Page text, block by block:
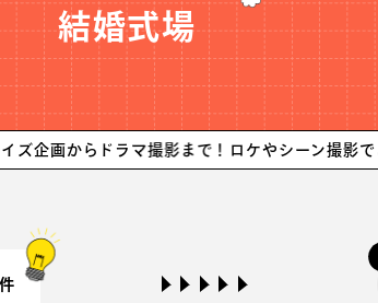
結婚式場
ドラマ撮影まで！ロケやシーン撮影できる結婚
件